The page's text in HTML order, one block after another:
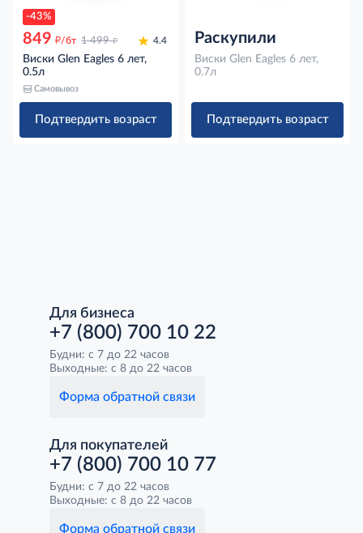
-43%
849 д/бт 1 499 д 4.4
Виски Glen Eagles 6 лет,
0.5л
Самовывоз
Подтвердить возраст
Раскупили
Виски Glen Eagles 6 лет,
0.7л
Подтвердить возраст
Для бизнеса
+7 (800) 700 10 22
Будни: с 7 до 22 часов
Выходные: с 8 до 22 часов
Форма обратной связи
Для покупателей
+7 (800) 700 10 77
Будни: с 7 до 22 часов
Выходные: с 8 до 22 часов
Форма обратной связи